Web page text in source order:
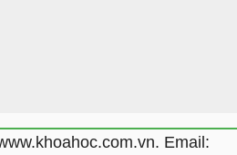
Email: